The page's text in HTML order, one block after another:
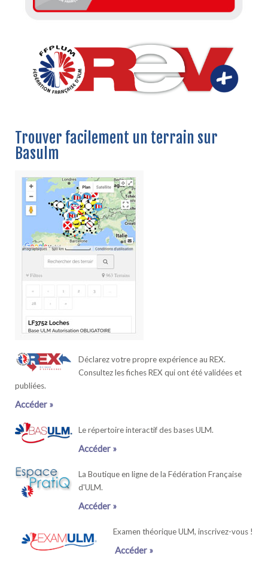
Trouver facilement un terrain sur
Basulm
Déclarez votre propre expérience au REX.
Consultez les fiches REX qui ont été validées et
publiées.
Accéder »
Le répertoire interactif des bases ULM.
Accéder »
La Boutique en ligne de la Fédération Française
d'ULM.
Accéder »
Examen théorique ULM, inscrivez-vous !
Accéder »